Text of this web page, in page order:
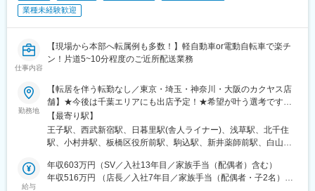
業種未経験歓迎
仕事内容
【現場から本部へ転属例も多数！】軽自動車or電動自転車で楽チ
ン！片道5~10分程度のご近所配送業務
勤務地
【転居を伴う転勤なし／東京・埼玉・神奈川・大阪のカクヤス店
舗】★今後は千葉エリアにも出店予定！★希望が叶う選考です！※
面接1回のみ／即日内定の可能性も！※原則転居を伴う転勤なし※
未経験でも月給は30万円以上！※希望を考慮いたします※U・I・J
ターン歓迎！★働き方も安心の環境！※年間休日120日／土日休み
を除き残業は1日1時間程度※お酒・お米などの社割もあり☆☆特
に東京都目黒区・世田谷区・品川区・大田区は特に積極採用中で
【最寄り駅】
王子駅、西武新宿駅、日暮里駅(舎人ライナー)、浅草駅、北千住
駅、小村井駅、板橋区役所前駅、駒込駅、新井薬師前駅、白山駅
雪が谷大塚駅、祐天寺駅、北赤羽駅、桜新町駅、大森町駅、赤土
小学校前駅、錦糸町駅、中板橋駅、武蔵関駅、高井戸駅、要町
給与
年収603万円（SV／入社13年目／家族手当（配偶者）含む）
年収516万円 （店長／入社7年目／家族手当（配偶者・子2名）含